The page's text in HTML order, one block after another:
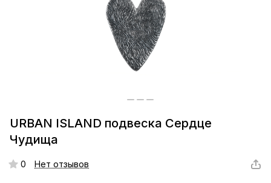
URBAN ISLAND подвеска Сердце
Чудища
0 Нет отзывов